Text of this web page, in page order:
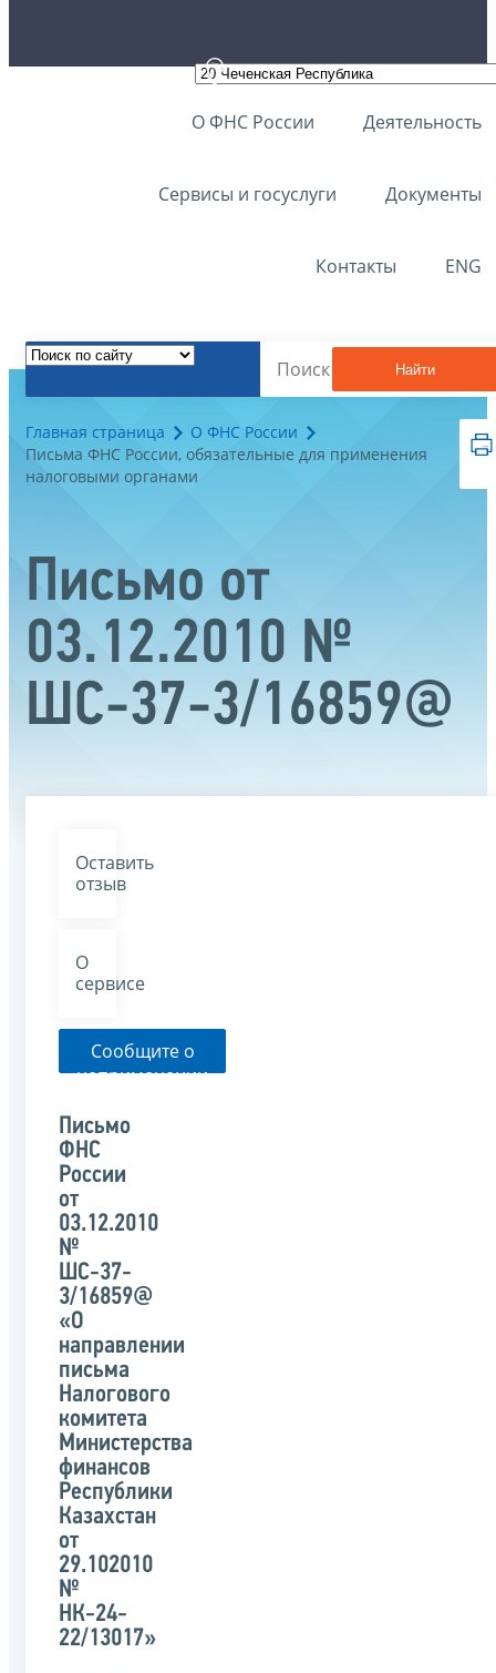
О ФНС России Деятельность
Сервисы и госуслуги Документы
Контакты ENG
Найти
Главная страница
О ФНС России
Письма ФНС России, обязательные для применения
налоговыми органами
Письмо от
03.12.2010 №
ШС-37-3/16859@
Оставить
отзыв
О
сервисе
Сообщите о
неприменении
органом
указанного
письма
Письмо
ФНС
России
от
03.12.2010
№
ШС-37-
3/16859@
«О
направлении
письма
Налогового
комитета
Министерства
финансов
Республики
Казахстан
от
29.102010
№
НК-24-
22/13017»